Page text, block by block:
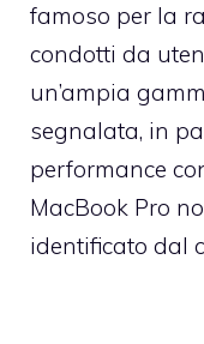
famoso per la
condotti da
un’ampia
segnalata, in
performance
MacBook Pro
identificato dal